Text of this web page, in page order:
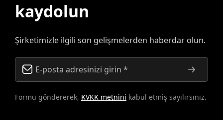
kaydolun
Şirketimizle ilgili son gelişmelerden haberdar olun.
Formu göndererek, KVKK metnini kabul etmiş sayılırsınız.